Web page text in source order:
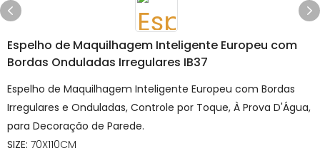
Espelho de Maquilhagem Inteligente Europeu com
Bordas Onduladas Irregulares IB37
Espelho de Maquilhagem Inteligente Europeu com Bordas
Irregulares e Onduladas, Controle por Toque, À Prova D'Água,
para Decoração de Parede.
SIZE: 70X110CM